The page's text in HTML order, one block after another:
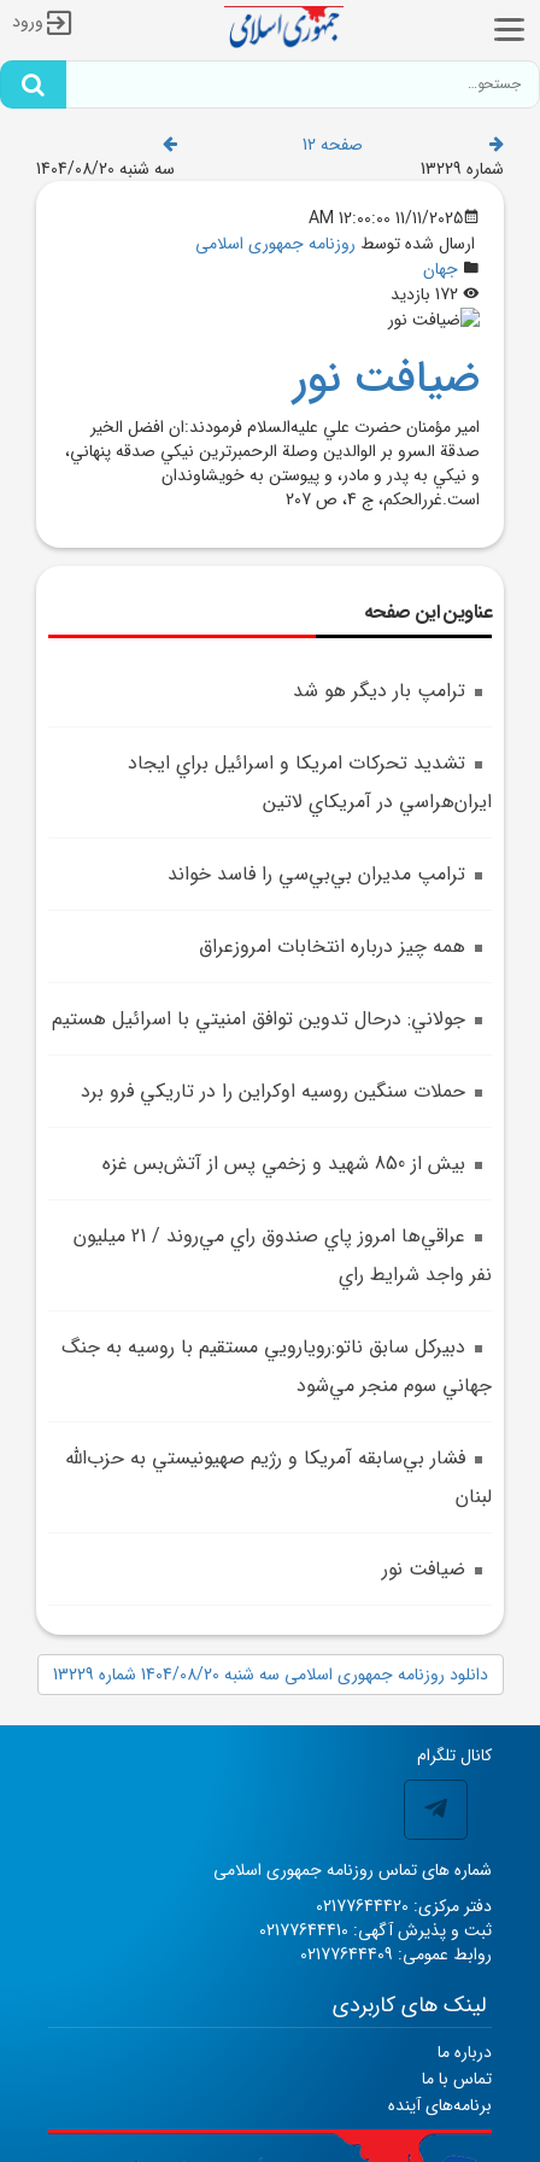
ورود
صفحه 12
شماره 13229
سه شنبه 1404/08/20
11/11/2025 12:00:00 AM
ارسال شده توسط روزنامه جمهوری اسلامی
جهان
ضيافت نور
امير مؤمنان حضرت علي عليه‌السلام فرمودند:ان افضل الخير
صدقة ‌السرو بر الوالدين وصلة الرحمبرترين نيکي صدقه پنهاني،
و نيکي به پدر و مادر، و پيوستن به خويشاوندان
است.غررالحکم، ج 4، ص 207
عناوین این صفحه
ترامپ بار ديگر هو شد
تشديد تحرکات امريکا و اسرائيل براي ايجاد
ايران‌هراسي در آمريکاي لاتين
ترامپ مديران بي‌بي‌سي را فاسد خواند
همه چيز درباره انتخابات امروزعراق
جولاني: درحال تدوين توافق امنيتي با اسرائيل هستيم
حملات سنگين روسيه اوکراين را در تاريکي فرو برد
بيش از 850 شهيد و زخمي پس از آتش‌بس غزه
عراقي‌ها امروز پاي صندوق راي مي‌روند / 21 ميليون
نفر واجد شرايط راي
دبيرکل سابق ناتو:رويارويي مستقيم با روسيه به جنگ
جهاني سوم منجر مي‌شود
فشار بي‌سابقه آمريکا و رژيم صهيونيستي به حزب‌الله
لبنان
ضيافت نور
دانلود روزنامه جمهوری اسلامی سه شنبه 1404/08/20 شماره 13229
کانال تلگرام
شماره های تماس روزنامه جمهوری اسلامی
دفتر مرکزی: 02177644420
ثبت و پذیرش آگهی: 02177644410
روابط عمومی: 02177644409
لینک های کاربردی
درباره ما
تماس با ما
برنامه‌های آینده